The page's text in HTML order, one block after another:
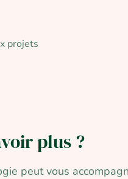
projets
plus ?
peut vous